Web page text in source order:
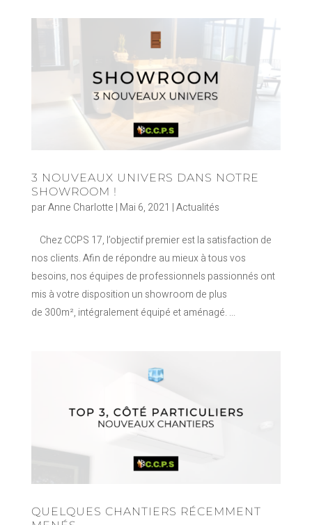
3 NOUVEAUX UNIVERS DANS NOTRE
SHOWROOM !
parAnne Charlotte | Mai 6, 2021 |Actualités
Chez CCPS 17, l’objectif premier est la satisfaction de
nos clients. Afin de répondre au mieux à tous vos
besoins, nos équipes de professionnels passionnés ont
mis à votre disposition un showroom de plus
de 300m², intégralement équipé et aménagé. ...
QUELQUES CHANTIERS RÉCEMMENT